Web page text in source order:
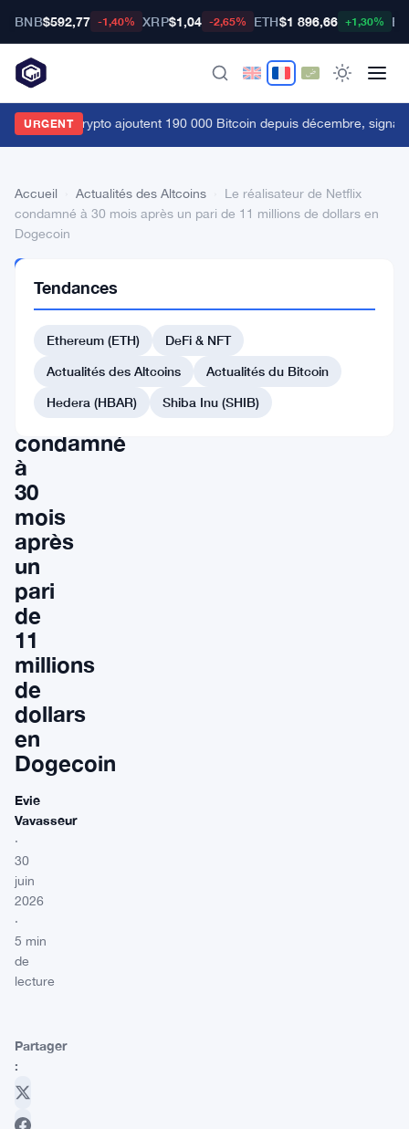
BNB$592,77 -1,40% XRP$1,04 -2,65% ETH$1 896,66 +1,30%
URGENT
baleines crypto ajoutent 190 000 Bitcoin depuis décembre,
Accueil Actualités des Altcoins
Le réalisateur de Netflix
condamné à 30 mois après un pari de 11 millions de dollars en
Dogecoin
DES
ALTCOINS
réalisateur
condamné
à
30
mois
après
un
pari
de
11
millions
de
dollars
en
Dogecoin
Evie
Vavasseur
·
30
juin
2026
·
5 min
de
lecture
Partager
:
Tendances
Ethereum (ETH)
DeFi & NFT
Actualités des Altcoins
Actualités du Bitcoin
Hedera (HBAR)
Shiba Inu (SHIB)